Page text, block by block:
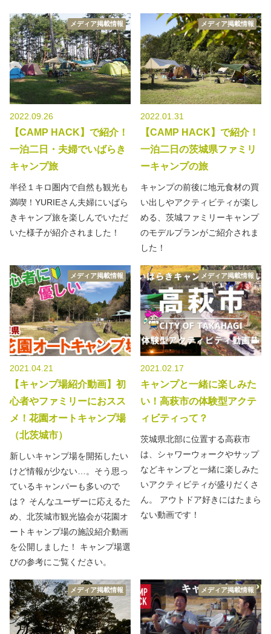
プライバシーポリシー
メディア掲載情報
2022.09.26
【CAMP HACK】で紹介！
一泊二日・夫婦でいばらき
キャンプ旅
半径１キロ圏内で自然も観光も
満喫！YURIEさん夫婦にいばら
きキャンプ旅を楽しんでいただ
いた様子が紹介されました！
メディア掲載情報
2022.01.31
【CAMP HACK】で紹介！
一泊二日の茨城県ファミリ
ーキャンプの旅
キャンプの前後に地元食材の買
い出しやアクティビティが楽し
める、茨城ファミリーキャンプ
のモデルプランがご紹介されま
した！
メディア掲載情報
2021.04.21
【キャンプ場紹介動画】初
心者やファミリーにおスス
メ！花園オートキャンプ場
（北茨城市）
新しいキャンプ場を開拓したい
けど情報が少ない…。そう思っ
ているキャンパーも多いので
は？ そんなユーザーに応えるた
め、北茨城市観光協会が花園オ
ートキャンプ場の施設紹介動画
を公開しました！ キャンプ場選
びの参考にご覧ください。
メディア掲載情報
2021.02.17
キャンプと一緒に楽しみた
い！高萩市の体験型アクテ
ィビティって？
茨城県北部に位置する高萩市
は、シャワーウォークやサップ
などキャンプと一緒に楽しみた
いアクティビティが盛りだくさ
ん。 アウトドア好きにはたまら
ない動画です！
メディア掲載情報 メディア掲載情報